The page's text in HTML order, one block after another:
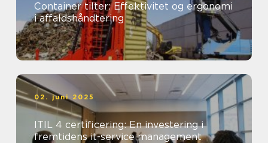
Container tilter: Effektivitet og ergonomi
i affaldshåndtering
02. juni 2025
ITIL 4 certificering: En investering i
fremtidens it-service management